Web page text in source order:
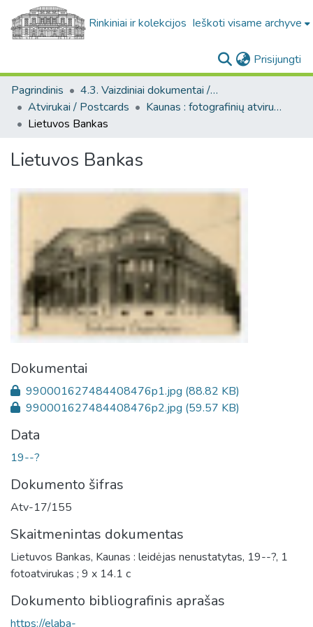
Rinkiniai ir kolekcijos Ieškoti visame archyve
Prisijungti
Pagrindinis
4.3. Vaizdiniai dokumentai / Visual documents
Atvirukai / Postcards
Kaunas : fotografinių atvirukų rinkinys, [1906-1991]
Lietuvos Bankas
Lietuvos Bankas
Dokumentai
990001627484408476p1.jpg (88.82 KB)
990001627484408476p2.jpg (59.57 KB)
Data
19--?
Dokumento šifras
Atv-17/155
Skaitmenintas dokumentas
Lietuvos Bankas, Kaunas : leidėjas nenustatytas, 19--?, 1
fotoatvirukas ; 9 x 14.1 c
Dokumento bibliografinis aprašas
https://elaba-